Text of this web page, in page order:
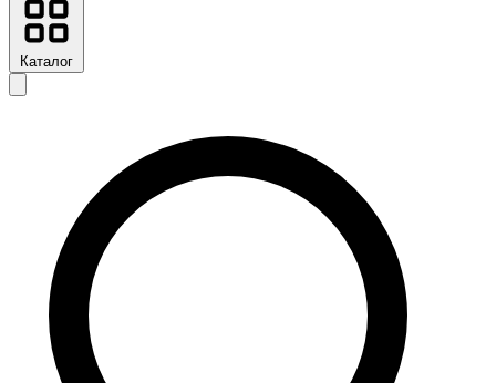
Каталог